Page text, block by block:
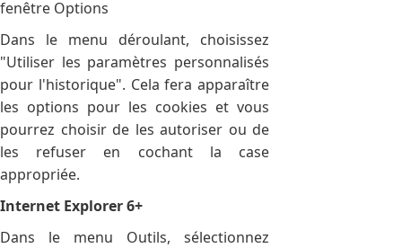
fenêtre Options
Dans le menu déroulant, choisissez
"Utiliser les paramètres personnalisés
pour l'historique". Cela fera apparaître
les options pour les cookies et vous
pourrez choisir de les autoriser ou de
les refuser en cochant la case
appropriée.
Internet Explorer 6+
Dans le menu Outils, sélectionnez